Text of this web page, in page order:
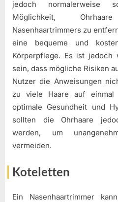
jedoch normalerweise
Möglichkeit,
Nasenhaartrimmers zu
eine bequeme und
Körperpflege. Es ist
sein, dass mögliche Risiken
Nutzer die Anweisungen
zu viele Haare auf
optimale Gesundheit und
sollten die Ohrhaare
werden, um
vermeiden.
Koteletten
Ein Nasenhaartrimmer